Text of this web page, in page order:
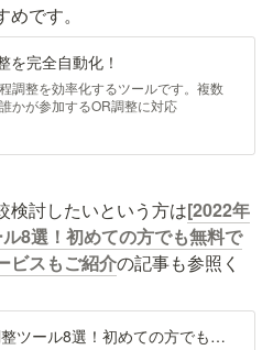
です。
を完全自動化！
調整を効率化するツールです。複数
かが参加するOR調整に対応
検討したいという方は[2022年
8選！初めての方でも無料で
ビスもご紹介の記事も参照く
[2022年版] 今話題の日程調整ツール8選！初めての方でも無料でかんたんに始められるサービスもご紹介